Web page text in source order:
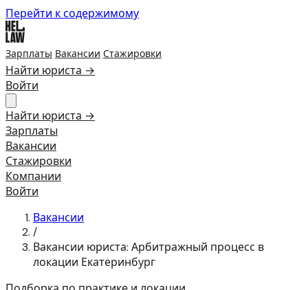
Перейти к содержимому
Зарплаты Вакансии Стажировки
Найти юриста →
Войти
Найти юриста →
Зарплаты
Вакансии
Стажировки
Компании
Войти
Вакансии
/
Вакансии юриста: Арбитражный процесс в
локации Екатеринбург